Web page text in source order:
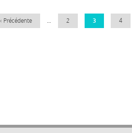
Page
‹ Précédente Page
2
Page
3 Page
4